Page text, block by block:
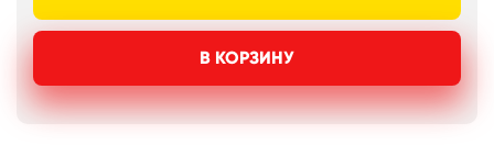
В КОРЗИНУ